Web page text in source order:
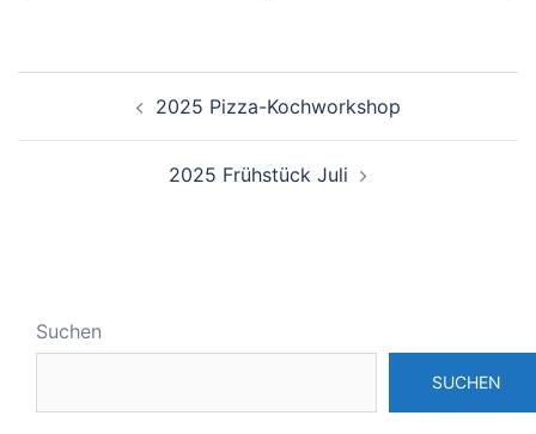
Beitrags-
Navigation
2025 Pizza-Kochworkshop
2025 Frühstück Juli
Suchen
SUCHEN